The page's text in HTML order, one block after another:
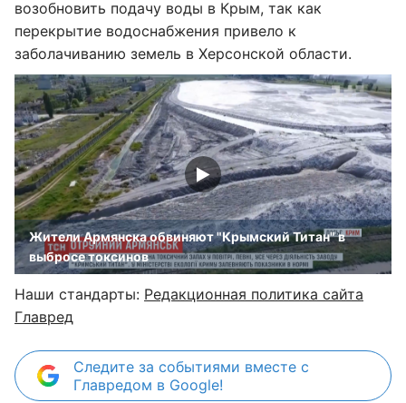
возобновить подачу воды в Крым, так как
перекрытие водоснабжения привело к
заболачиванию земель в Херсонской области.
Жители Армянска обвиняют "Крымский Титан" в
выбросе токсинов
Наши стандарты: Редакционная политика сайта
Главред
Следите за событиями вместе с
Главредом в Google!